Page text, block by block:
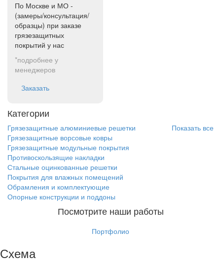
По Москве и МО -
(замеры/консультация/
образцы) при заказе
грязезащитных
покрытий у нас
*подробнее у
менеджеров
Заказать
Категории
Показать все
Грязезащитные алюминиевые решетки
Грязезащитные ворсовые ковры
Грязезащитные модульные покрытия
Противоскользящие накладки
Стальные оцинкованные решетки
Покрытия для влажных помещений
Обрамления и комплектующие
Опорные конструкции и поддоны
Посмотрите наши работы
Портфолио
Схема